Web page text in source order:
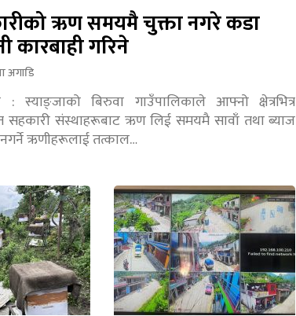
ऋण समयमै चुक्ता नगरे कडा
कारबाही गरिने
अगाडि
: स्याङ्जाको बिरुवा गाउँपालिकाले आफ्नो क्षेत्रभित्र
सहकारी संस्थाहरूबाट ऋण लिई समयमै सावाँ तथा ब्याज
नगर्ने ऋणीहरूलाई तत्काल…